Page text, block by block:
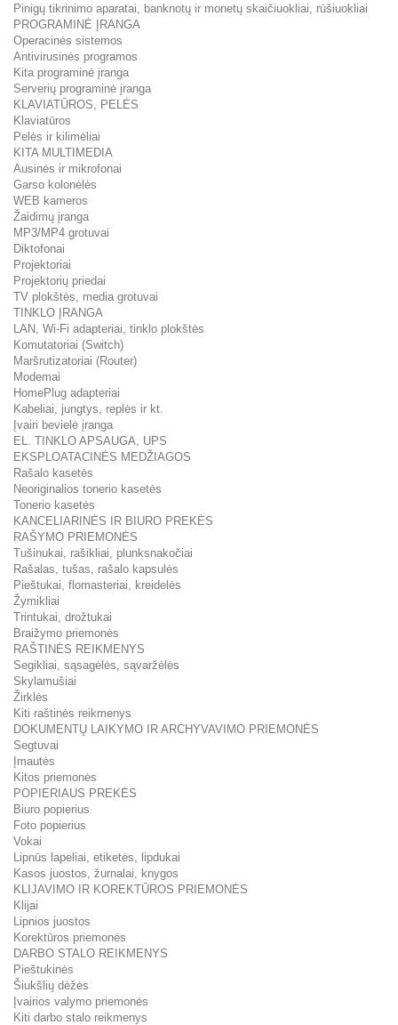
Pinigų tikrinimo aparatai, banknotų ir monetų skaičiuokliai, rūšiuokliai
PROGRAMINĖ ĮRANGA
Operacinės sistemos
Antivirusinės programos
Kita programinė įranga
Serverių programinė įranga
KLAVIATŪROS, PELĖS
Klaviatūros
Pelės ir kilimėliai
KITA MULTIMEDIA
Ausinės ir mikrofonai
Garso kolonėlės
WEB kameros
Žaidimų įranga
MP3/MP4 grotuvai
Diktofonai
Projektoriai
Projektorių priedai
TV plokštės, media grotuvai
TINKLO ĮRANGA
LAN, Wi-Fi adapteriai, tinklo plokštės
Komutatoriai (Switch)
Maršrutizatoriai (Router)
Modemai
HomePlug adapteriai
Kabeliai, jungtys, replės ir kt.
Įvairi bevielė įranga
EL. TINKLO APSAUGA, UPS
EKSPLOATACINĖS MEDŽIAGOS
Rašalo kasetės
Neoriginalios tonerio kasetės
Tonerio kasetės
KANCELIARINĖS IR BIURO PREKĖS
RAŠYMO PRIEMONĖS
Tušinukai, rašikliai, plunksnakočiai
Rašalas, tušas, rašalo kapsulės
Pieštukai, flomasteriai, kreidelės
Žymikliai
Trintukai, drožtukai
Braižymo priemonės
RAŠTINĖS REIKMENYS
Segikliai, sąsagėlės, sąvaržėlės
Skylamušiai
Žirklės
Kiti raštinės reikmenys
DOKUMENTŲ LAIKYMO IR ARCHYVAVIMO PRIEMONĖS
Segtuvai
Įmautės
Kitos priemonės
POPIERIAUS PREKĖS
Biuro popierius
Foto popierius
Vokai
Lipnūs lapeliai, etiketės, lipdukai
Kasos juostos, žurnalai, knygos
KLIJAVIMO IR KOREKTŪROS PRIEMONĖS
Klijai
Lipnios juostos
Korektūros priemonės
DARBO STALO REIKMENYS
Pieštukinės
Šiukšlių dėžės
Įvairios valymo priemonės
Kiti darbo stalo reikmenys